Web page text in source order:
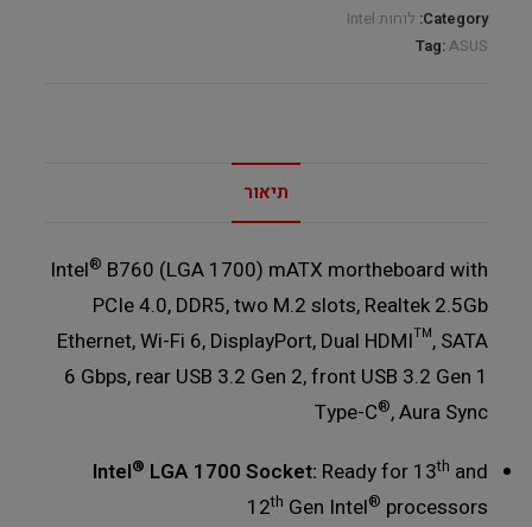
Category: לוחות Intel
Tag:ASUS
תיאור
Intel® B760 (LGA 1700) mATX mortheboard with
PCIe 4.0, DDR5, two M.2 slots, Realtek 2.5Gb
Ethernet, Wi-Fi 6, DisplayPort, Dual HDMI™, SATA
6 Gbps, rear USB 3.2 Gen 2, front USB 3.2 Gen 1
Type-C®, Aura Sync
Intel® LGA 1700 Socket: Ready for 13th and
12th Gen Intel® processors